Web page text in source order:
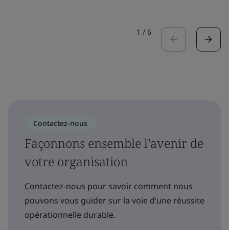
1 / 6
Contactez-nous
Façonnons ensemble l’avenir de
votre organisation
Contactez-nous pour savoir comment nous
pouvons vous guider sur la voie d’une réussite
opérationnelle durable.